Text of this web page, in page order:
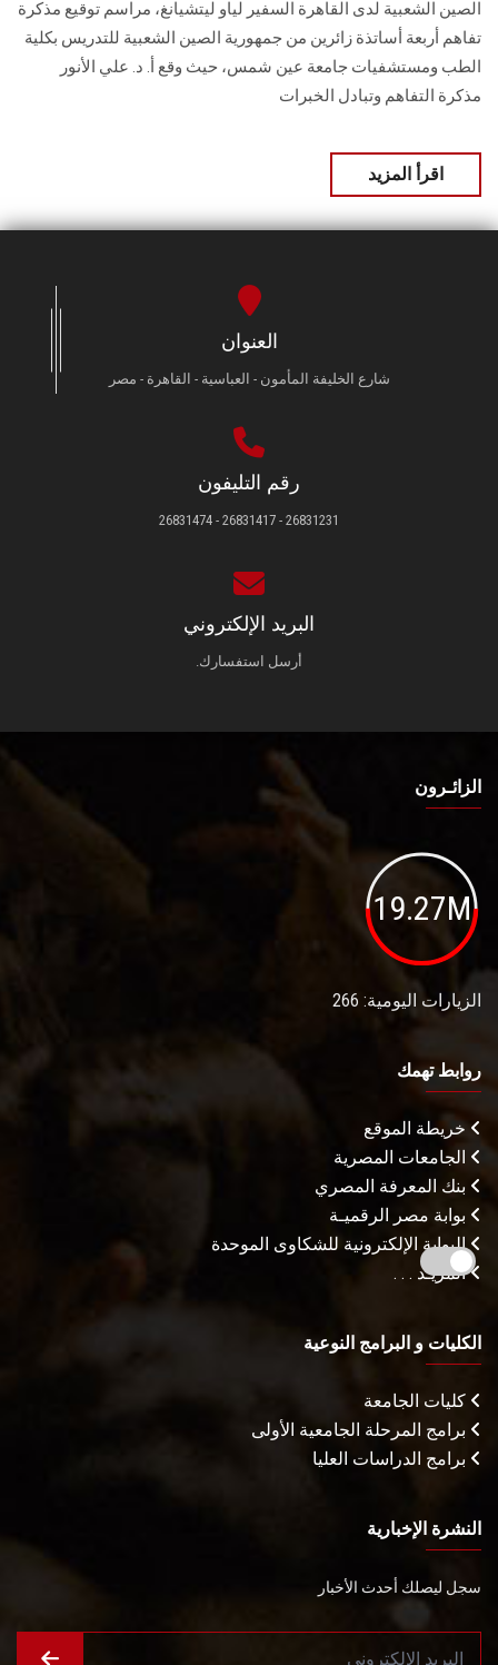
سجل الان
الصين الشعبية لدى القاهرة السفير لياو ليتشيانغ، مراسم توقيع مذكرة
تفاهم أربعة أساتذة زائرين من جمهورية الصين الشعبية للتدريس بكلية
الطب ومستشفيات جامعة عين شمس، حيث وقع أ. د. علي الأنور
مذكرة التفاهم وتبادل الخبرات
اقرأ المزيد
العنوان
شارع الخليفة المأمون - العباسية - القاهرة - مصر
رقم التليفون
26831231 - 26831417 - 26831474
البريد الإلكتروني
أرسل استفسارك.
الزائـرون
19.27M
الزيارات اليومية: 266
روابط تهمك
خريطة الموقع
الجامعات المصرية
بنك المعرفة المصري
بوابة مصر الرقميـة
البوابة الإلكترونية للشكاوى الموحدة
المزيـد . . .
الكليات و البرامج النوعية
كليات الجامعة
برامج المرحلة الجامعية الأولى
برامج الدراسات العليا
النشرة الإخبارية
سجل ليصلك أحدث الأخبار